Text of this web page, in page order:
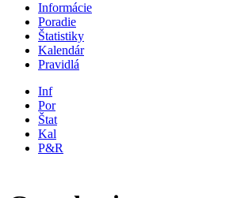
Informácie
Poradie
Štatistiky
Kalendár
Pravidlá
Inf
Por
Štat
Kal
P&R